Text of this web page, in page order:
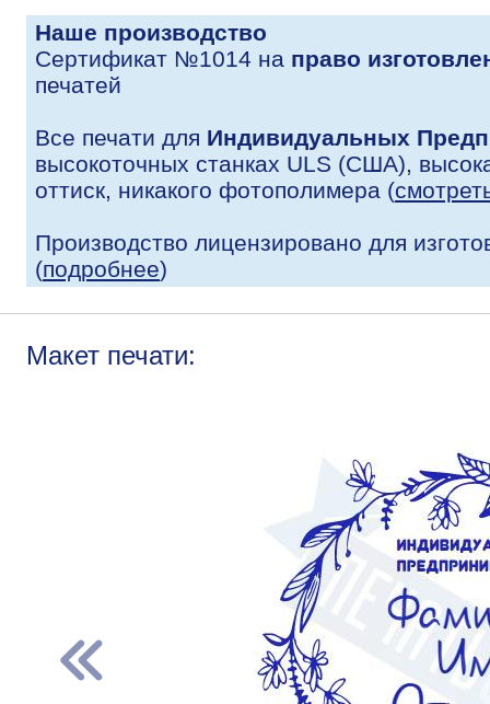
Наше производство
Сертификат №1014 на право
печатей
Все печати для Индивидуальных
высокоточных станках ULS (США),
оттиск, никакого фотополимера (
Производство лицензировано для
(подробнее)
Макет печати: